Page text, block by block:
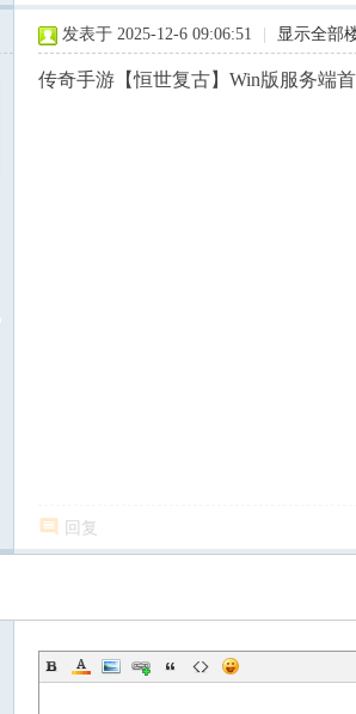
发表于 2025-12-6 09:06:51 显示全部
传奇手游【恒世复古】Win版服务端
回复